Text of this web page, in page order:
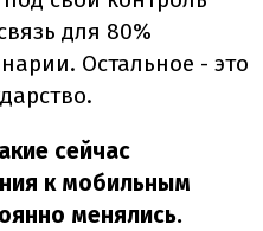
для 80%
Остальное - это
сейчас
к мобильным
менялись.